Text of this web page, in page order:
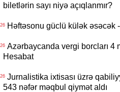
biletlərin sayı niyə açıqlanmır?
Həftəsonu güclü külək əsəcək
Azərbaycanda vergi borcları 4
Hesabat
Jurnalistika ixtisası üzrə
543 nəfər məqbul qiymət aldı